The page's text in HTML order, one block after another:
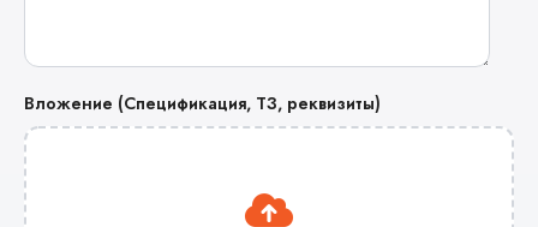
Вложение (Спецификация, ТЗ, реквизиты)